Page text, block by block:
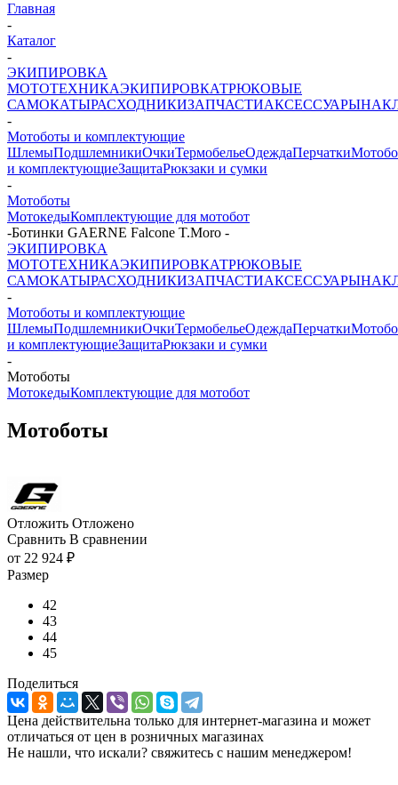
Главная
-
Каталог
-
ЭКИПИРОВКА
МОТОТЕХНИКАЭКИПИРОВКАТРЮКОВЫЕ
САМОКАТЫРАСХОДНИКИЗАПЧАСТИАКСЕССУАРЫ
-
Мотоботы и комплектующие
ШлемыПодшлемникиОчкиТермобельеОдеждаПерчатки
и комплектующиеЗащитаРюкзаки и сумки
-
Мотоботы
МотокедыКомплектующие для мотобот
-Ботинки GAERNE Falcone T.Moro -
ЭКИПИРОВКА
МОТОТЕХНИКАЭКИПИРОВКАТРЮКОВЫЕ
САМОКАТЫРАСХОДНИКИЗАПЧАСТИАКСЕССУАРЫ
-
Мотоботы и комплектующие
ШлемыПодшлемникиОчкиТермобельеОдеждаПерчатки
и комплектующиеЗащитаРюкзаки и сумки
-
Мотоботы
МотокедыКомплектующие для мотобот
Мотоботы
Отложить Отложено
Сравнить В сравнении
от 22 924 ₽
Размер
42
43
44
45
Поделиться
Цена действительна только для интернет-магазина и может
отличаться от цен в розничных магазинах
Не нашли, что искали? свяжитесь с нашим менеджером!